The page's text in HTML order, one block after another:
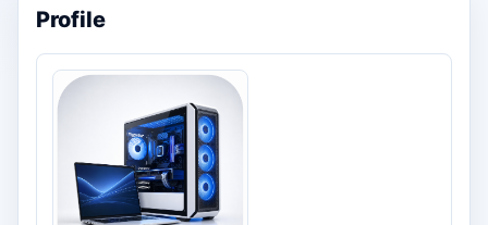
Profile